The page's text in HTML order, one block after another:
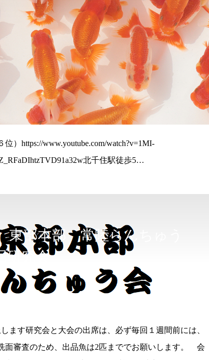
）https://www.youtube.com/watch?v=1MI-
北千住駅徒歩5…
東部本部 常陸らんちゅう
研究会
ます研究会と大会の出席は、必ず毎回１週間前には、
面審査のため、出品魚は2匹まででお願いします。 会